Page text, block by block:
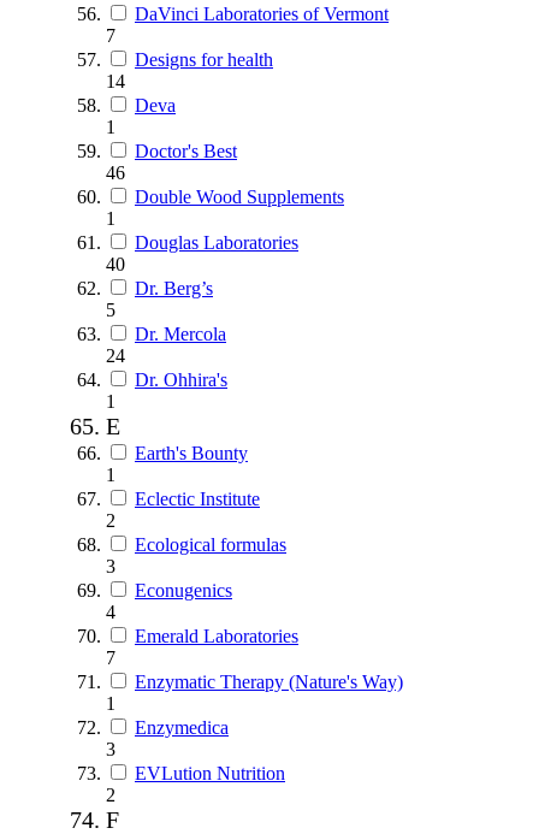
DaVinci Laboratories of Vermont
7
Designs for health
14
Deva
1
Doctor's Best
46
Double Wood Supplements
1
Douglas Laboratories
40
Dr. Berg’s
5
Dr. Mercola
24
Dr. Ohhira's
1
E
Earth's Bounty
1
Eclectic Institute
2
Ecological formulas
3
Econugenics
4
Emerald Laboratories
7
Enzymatic Therapy (Nature's Way)
1
Enzymedica
3
EVLution Nutrition
2
F